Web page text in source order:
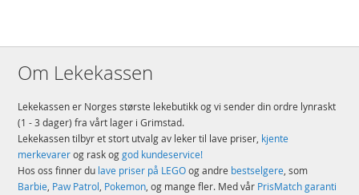
Om Lekekassen
Lekekassen er Norges største lekebutikk og vi sender din ordre lynraskt
(1 - 3 dager) fra vårt lager i Grimstad.
Lekekassen tilbyr et stort utvalg av leker til lave priser, kjente
merkevarerog rask oggod kundeservice!
Hos oss finner du lave priser på LEGOog andre bestselgere, som
Barbie, Paw Patrol, Pokemon, og mange fler. Med vår PrisMatch garanti